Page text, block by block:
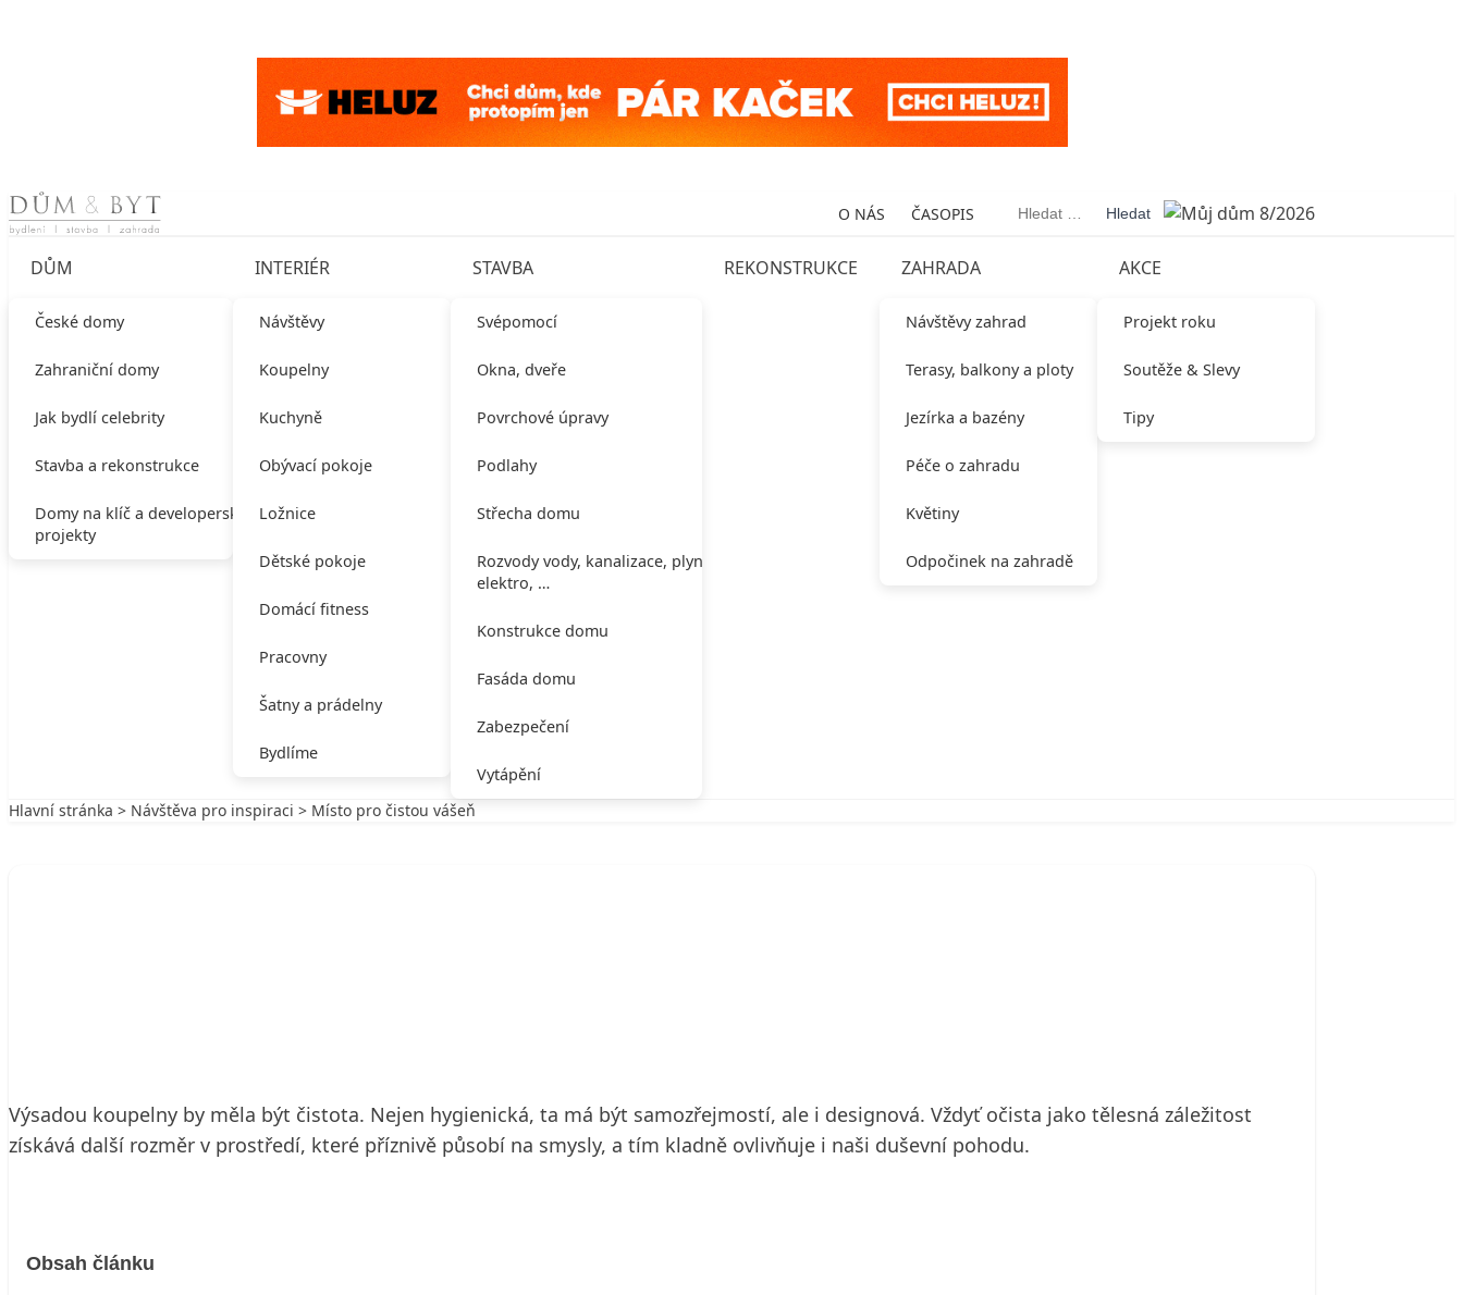
Skip to content O NÁS ČASOPIS Vyhledávání
DŮM
České domy
Zahraniční domy
Jak bydlí celebrity
Stavba a rekonstrukce
Domy na klíč a developerské
projekty
INTERIÉR
Návštěvy
Koupelny
Kuchyně
Obývací pokoje
Ložnice
Dětské pokoje
Domácí fitness
Pracovny
Šatny a prádelny
Bydlíme
STAVBA
Svépomocí
Okna, dveře
Povrchové úpravy
Podlahy
Střecha domu
Rozvody vody, kanalizace, plynu,
elektro, …
Konstrukce domu
Fasáda domu
Zabezpečení
Vytápění
REKONSTRUKCE ZAHRADA
Návštěvy zahrad
Terasy, balkony a ploty
Jezírka a bazény
Péče o zahradu
Květiny
Odpočinek na zahradě
AKCE
Projekt roku
Soutěže & Slevy
Tipy
Hlavní stránka > Návštěva pro inspiraci > Místo pro čistou vášeň
Výsadou koupelny by měla být čistota. Nejen hygienická, ta má být samozřejmostí, ale i designová. Vždyť očista jako tělesná záležitost
získává další rozměr v prostředí, které příznivě působí na smysly, a tím kladně ovlivňuje i naši duševní pohodu.
Obsah článku